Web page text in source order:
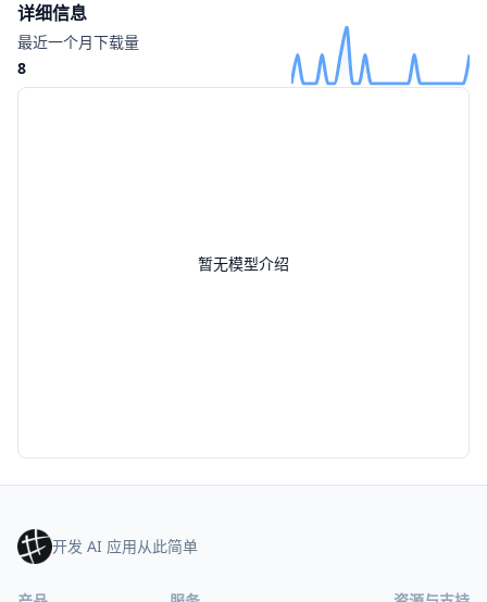
暂无模型介绍
详细信息
最近一个月下载量
8
开发 AI 应用从此简单